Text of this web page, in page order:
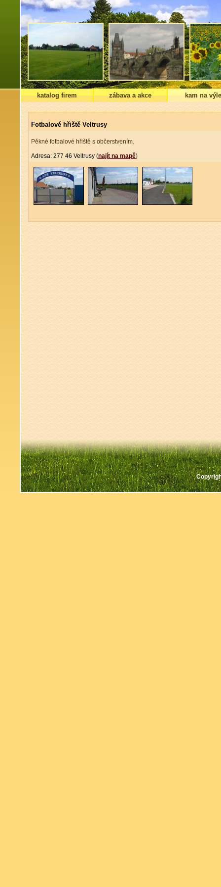
katalog firem zábava a akce kam na
Fotbalové hřiště Veltrusy
Pěkné fotbalové hřiště s občerstvením.
Adresa: 277 46 Veltrusy (najít na mapě)